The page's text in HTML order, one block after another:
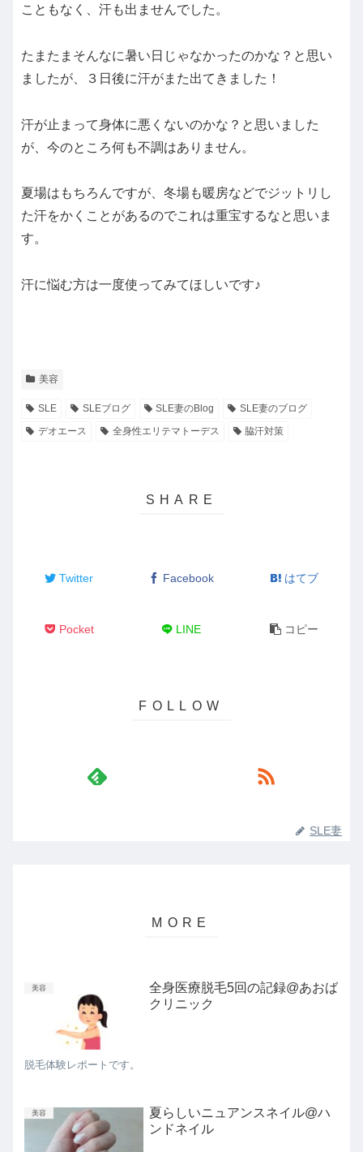
こともなく、汗も出ませんでした。
たまたまそんなに暑い日じゃなかったのかな？と思い
ましたが、３日後に汗がまた出てきました！
汗が止まって身体に悪くないのかな？と思いました
が、今のところ何も不調はありません。
夏場はもちろんですが、冬場も暖房などでジットリし
た汗をかくことがあるのでこれは重宝するなと思いま
す。
汗に悩む方は一度使ってみてほしいです♪
美容
SLE SLEブログ SLE妻のBlog
SLE妻のブログ
デオエース
全身性エリテマトーデス 脇汗対策
Twitter Facebook はてブ
Pocket LINE コピー
SLE妻
美容
全身医療脱毛5回の記録@あおば
クリニック
脱毛体験レポートです。
美容
夏らしいニュアンスネイル@ハ
ンドネイル